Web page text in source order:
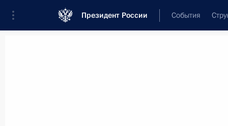
Президент России События